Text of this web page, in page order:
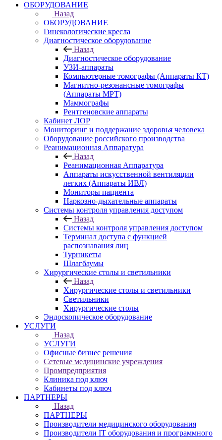
ОБОРУДОВАНИЕ
Назад
ОБОРУДОВАНИЕ
Гинекологические кресла
Диагностическое оборудование
Назад
Диагностическое оборудование
УЗИ-аппараты
Компьютерные томографы (Аппараты КТ)
Магнитно-резонансные томографы
(Аппараты МРТ)
Маммографы
Рентгеновские аппараты
Кабинет ЛОР
Мониторинг и поддержание здоровья человека
Оборудование российского производства
Реанимационная Аппаратура
Назад
Реанимационная Аппаратура
Аппараты искусственной вентиляции
легких (Аппараты ИВЛ)
Мониторы пациента
Наркозно-дыхательные аппараты
Системы контроля управления доступом
Назад
Системы контроля управления доступом
Терминал доступа с функцией
распознавания лиц
Турникеты
Шлагбаумы
Хирургические столы и светильники
Назад
Хирургические столы и светильники
Светильники
Хирургические столы
Эндоскопическое оборудование
УСЛУГИ
Назад
УСЛУГИ
Офисные бизнес решения
Сетевые медицинские учреждения
Промпредприятия
Клиника под ключ
Кабинеты под ключ
ПАРТНЕРЫ
Назад
ПАРТНЕРЫ
Производители медицинского оборудования
Производители IT оборудования и программного